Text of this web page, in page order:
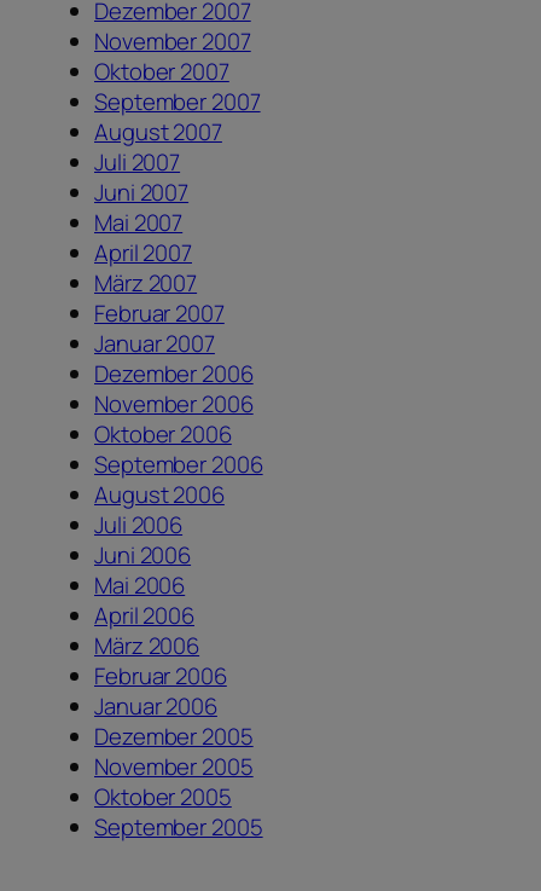
Dezember 2007
November 2007
Oktober 2007
September 2007
August 2007
Juli 2007
Juni 2007
Mai 2007
April 2007
März 2007
Februar 2007
Januar 2007
Dezember 2006
November 2006
Oktober 2006
September 2006
August 2006
Juli 2006
Juni 2006
Mai 2006
April 2006
März 2006
Februar 2006
Januar 2006
Dezember 2005
November 2005
Oktober 2005
September 2005